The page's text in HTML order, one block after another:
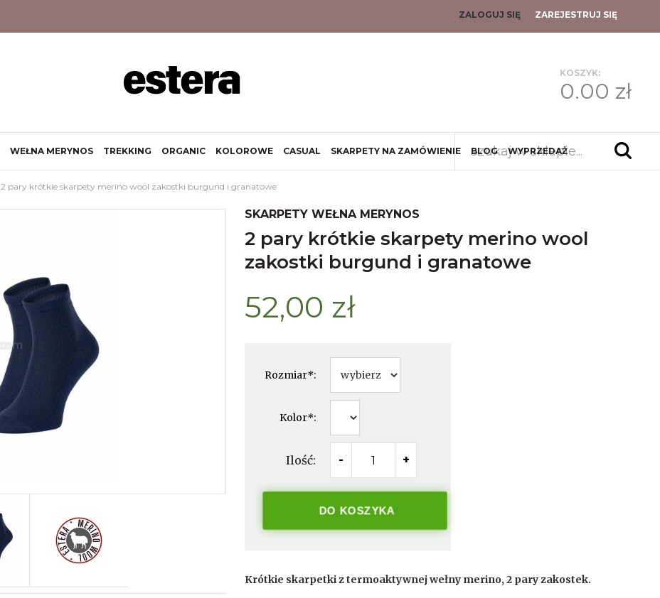
ZALOGUJ SIĘ ZAREJESTRUJ SIĘ
KOSZYK:
0.00 zł
WEŁNA MERYNOS TREKKING ORGANIC KOLOROWE CASUAL SKARPETY NA ZAMÓWIENIE BLOG WYPRZEDAŻ
2 pary krótkie skarpety merino wool zakostki burgund i granatowe
SKARPETY WEŁNA MERYNOS
2 pary krótkie skarpety merino wool
zakostki burgund i granatowe
52,00 zł
Rozmiar*:
Kolor*:
Ilość: - +
DO KOSZYKA
Krótkie skarpetki z termoaktywnej wełny merino, 2 pary zakostek.